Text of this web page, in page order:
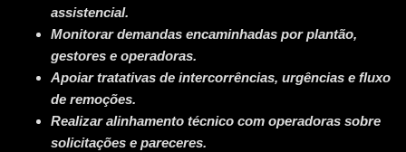
assistencial.
Monitorar demandas encaminhadas por plantão,
gestores e operadoras.
Apoiar tratativas de intercorrências, urgências e fluxo
de remoções.
Realizar alinhamento técnico com operadoras sobre
solicitações e pareceres.